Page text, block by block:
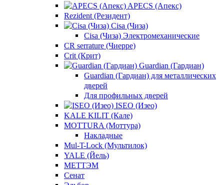
APECS (Апекс)
Rezident (Резидент)
Cisa (Чиза)
Cisa (Чиза) Электромеханические
CR serrature (Чиерре)
Crit (Крит)
Guardian (Гардиан)
Guardian (Гардиан) для металлических
дверей
Для профильных дверей
ISEO (Изео)
KALE KILIT (Кале)
MOTTURA (Моттура)
Накладные
Mul-T-Lock (Мультилок)
YALE (Йель)
МЕТТЭМ
Сенат